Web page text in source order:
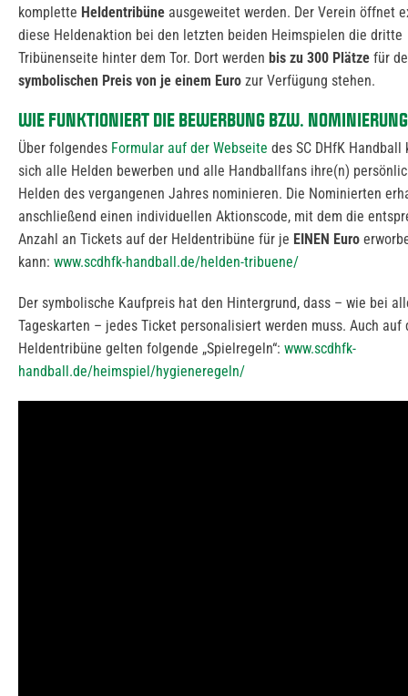
komplette Heldentribüne ausgeweitet werden. Der Verein öffnet
diese Heldenaktion bei den letzten beiden Heimspielen die dritte
Tribünenseite hinter dem Tor. Dort werden bis zu 300 Plätze für
symbolischen Preis von je einem Euro zur Verfügung stehen.
WIE FUNKTIONIERT DIE BEWERBUNG BZW.
Über folgendes Formular auf der Webseite des SC DHfK Handball
sich alle Helden bewerben und alle Handballfans ihre(n)
Helden des vergangenen Jahres nominieren. Die Nominierten
anschließend einen individuellen Aktionscode, mit dem die
Anzahl an Tickets auf der Heldentribüne für je EINEN Euro
kann: www.scdhfk-handball.de/helden-tribuene/
Der symbolische Kaufpreis hat den Hintergrund, dass – wie bei
Tageskarten – jedes Ticket personalisiert werden muss. Auch auf
Heldentribüne gelten folgende „Spielregeln“: www.scdhfk-
handball.de/heimspiel/hygieneregeln/